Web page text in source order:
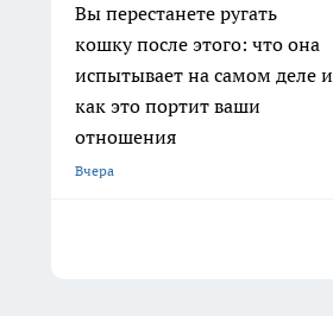
Вы перестанете ругать
кошку после этого: что она
испытывает на самом деле и
как это портит ваши
отношения
Вчера